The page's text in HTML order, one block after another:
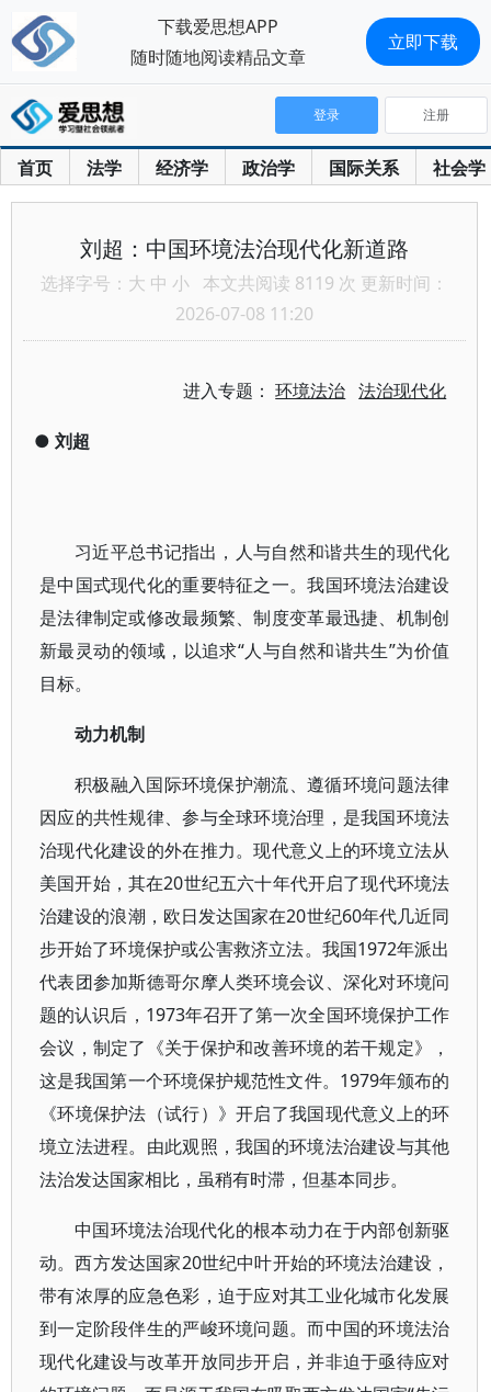
首页 法学 经济学 政治学 国际关系 社会学
登录 注册
刘超：中国环境法治现代化新道路
选择字号： 大 中 小 本文共阅读 8119 次 更新时间：
2026-07-08 11:20
进入专题：环境法治 法治现代化
● 刘超
习近平总书记指出，人与自然和谐共生的现代化
是中国式现代化的重要特征之一。我国环境法治建设
是法律制定或修改最频繁、制度变革最迅捷、机制创
新最灵动的领域，以追求“人与自然和谐共生”为价值
目标。
动力机制
积极融入国际环境保护潮流、遵循环境问题法律
因应的共性规律、参与全球环境治理，是我国环境法
治现代化建设的外在推力。现代意义上的环境立法从
美国开始，其在20世纪五六十年代开启了现代环境法
治建设的浪潮，欧日发达国家在20世纪60年代几近同
步开始了环境保护或公害救济立法。我国1972年派出
代表团参加斯德哥尔摩人类环境会议、深化对环境问
题的认识后，1973年召开了第一次全国环境保护工作
会议，制定了《关于保护和改善环境的若干规定》，
这是我国第一个环境保护规范性文件。1979年颁布的
《环境保护法（试行）》开启了我国现代意义上的环
境立法进程。由此观照，我国的环境法治建设与其他
法治发达国家相比，虽稍有时滞，但基本同步。
中国环境法治现代化的根本动力在于内部创新驱
动。西方发达国家20世纪中叶开始的环境法治建设，
带有浓厚的应急色彩，迫于应对其工业化城市化发展
到一定阶段伴生的严峻环境问题。而中国的环境法治
现代化建设与改革开放同步开启，并非迫于亟待应对
下载爱思想APP
随时随地阅读精品文章
立即下载